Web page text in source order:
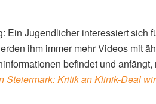
Ein Jugendlicher interessiert sich
ihm immer mehr Videos mit
befindet und
Steiermark: Kritik an Klinik-Deal